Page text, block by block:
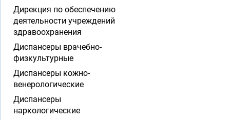
Дирекция по обеспечению
деятельности учреждений
здравоохранения
Диспансеры врачебно-
физкультурные
Диспансеры кожно-
венерологические
Диспансеры
наркологические